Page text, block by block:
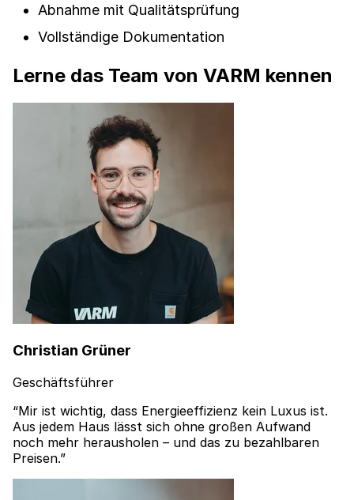
Abnahme mit Qualitätsprüfung
Vollständige Dokumentation
Lerne das Team von VARM kennen
Christian Grüner
Geschäftsführer
“Mir ist wichtig, dass Energieeffizienz kein Luxus ist.
Aus jedem Haus lässt sich ohne großen Aufwand
noch mehr herausholen – und das zu bezahlbaren
Preisen.”